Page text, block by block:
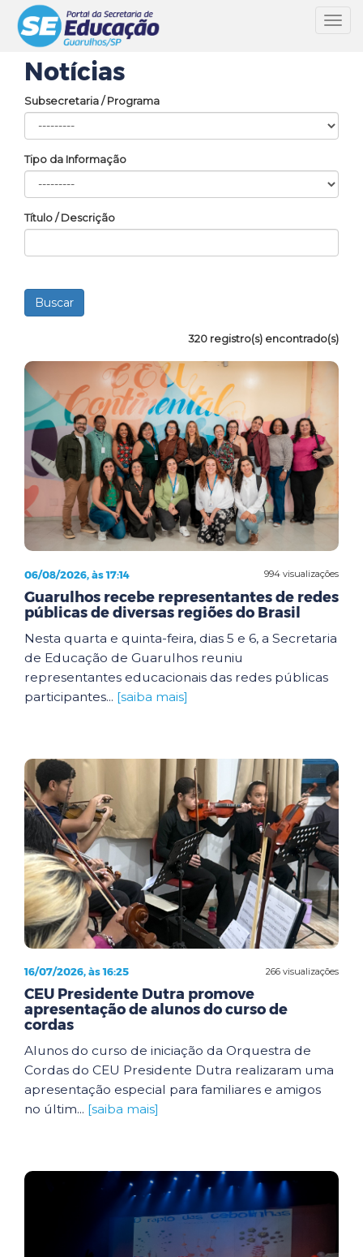
Notícias
Subsecretaria / Programa
Tipo da Informação
Título / Descrição
320 registro(s) encontrado(s)
994 visualizações
06/08/2026, às 17:14
Guarulhos recebe representantes de redes
públicas de diversas regiões do Brasil
Nesta quarta e quinta-feira, dias 5 e 6, a Secretaria
de Educação de Guarulhos reuniu
representantes educacionais das redes públicas
participantes... [saiba mais]
266 visualizações
16/07/2026, às 16:25
CEU Presidente Dutra promove
apresentação de alunos do curso de
cordas
Alunos do curso de iniciação da Orquestra de
Cordas do CEU Presidente Dutra realizaram uma
apresentação especial para familiares e amigos
no últim... [saiba mais]